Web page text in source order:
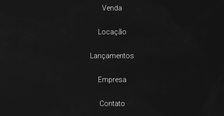
Venda
Locação
Lançamentos
Empresa
Contato